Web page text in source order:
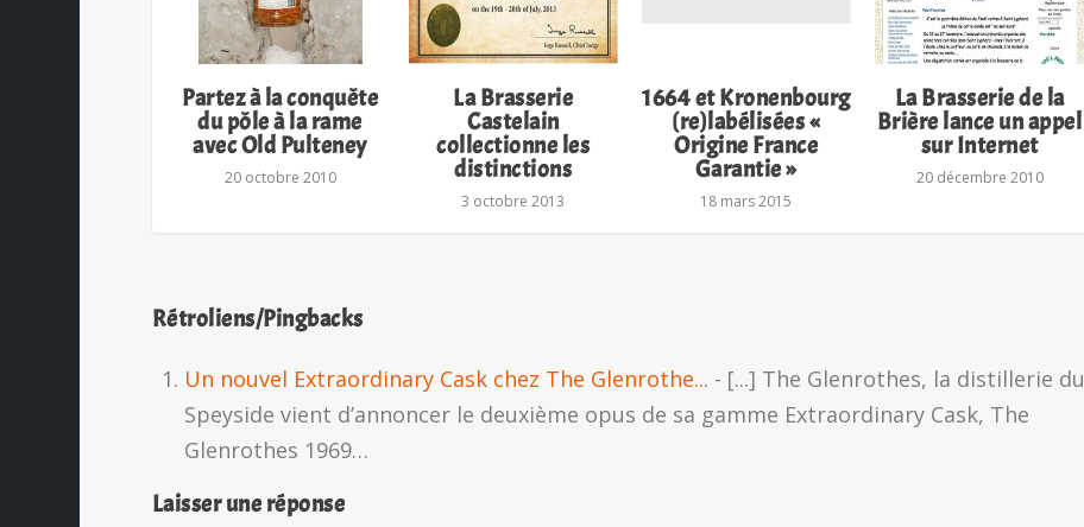
Partez à la conquête
du pôle à la rame
avec Old Pulteney
20 octobre 2010
La Brasserie
Castelain
collectionne les
distinctions
3 octobre 2013
1664 et Kronenbourg
(re)labélisées «
Origine France
Garantie »
18 mars 2015
La Brasserie de la
Brière lance un appel
sur Internet
20 décembre 2010
Rétroliens/Pingbacks
Un nouvel Extraordinary Cask chez The Glenrothe... - [...] The Glenrothes, la distillerie du
Speyside vient d’annoncer le deuxième opus de sa gamme Extraordinary Cask, The
Glenrothes 1969…
Laisser une réponse